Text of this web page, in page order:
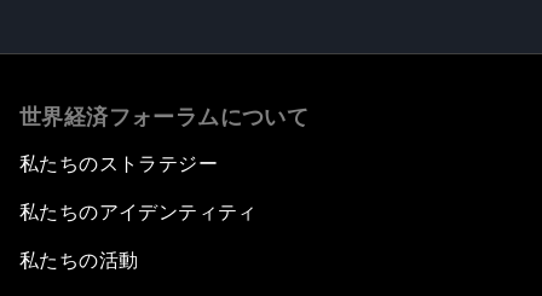
世界経済フォーラムについて
私たちのストラテジー
私たちのアイデンティティ
私たちの活動